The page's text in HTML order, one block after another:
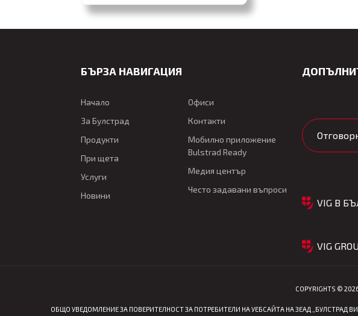
БЪРЗА НАВИГАЦИЯ
Начало
За Булстрад
Продукти
При щета
Услуги
Новини
Офиси
Контакти
Мобилно приложение
Bulstrad Ready
Медия център
Често задавани въпроси
VIG В
VIG
COPYRIGHTS ©
ОБЩО УВЕДОМЛЕНИЕ ЗА ПОВЕРИТЕЛНОСТ ЗА ПОТРЕБИТЕЛИ НА УЕБСАЙТА НА ЗЕАД „БУЛСТРАД